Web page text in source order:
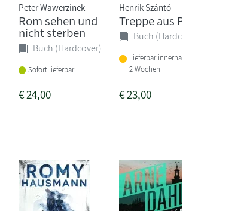
Peter Wawerzinek
Rom sehen und
nicht sterben
Buch (Hardcover)
Sofort lieferbar
€24,00
Henrik Szántó
Treppe aus Papier
Buch (Hardcover)
Lieferbar innerhalb von 1-
2 Wochen
€23,00